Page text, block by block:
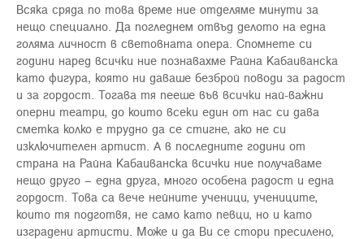
Всяка сряда по това време ние отделяме минути за
нещо специално. Да погледнем отвъд делото на една
голяма личност в световната опера. Спомнете си
години наред всички ние познавахме Райна Кабаиванска
като фигура, която ни даваше безброй поводи за радост
и за гордост. Тогава тя пееше във всички най-важни
оперни театри, до които всеки един от нас си дава
сметка колко е трудно да се стигне, ако не си
изключителен артист. А в последните години от
страна на Райна Кабаиванска всички ние получаваме
нещо друго – една друга, много особена радост и една
гордост. Това са вече нейните ученици, учениците,
които тя подготвя, не само като певци, но и като
изградени артисти. Може и да Ви се стори пресилено,